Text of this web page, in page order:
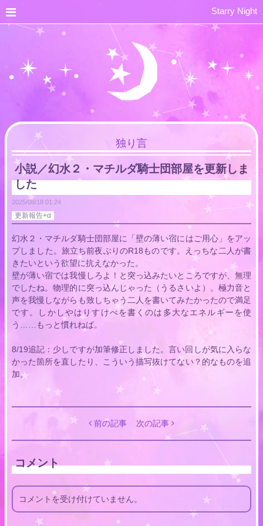
Starry Night
独り言
小説／幻水２・マチルダ騎士団部屋を更新しま
した
2025/08/18 01:24
更新報告+α
幻水２・マチルダ騎士団部屋に「壁の薄い宿にはご用心」をアッ
プしました。旅立ち前夜ぶりのR18ものです。えっちな二人が書
きたいという欲望に抗えなかった。
壁が薄い宿では我慢しろよ！と突っ込みたいところですが、無理
でしたね。物理的に突っ込んじゃった（うるさいよ）。極力音と
声を我慢しながらも致しちゃう二人を書いてみたかったので満足
です。しかしやはりすけべを書くのは多大なエネルギーを使
う……もっと慣れねば。
8/19追記：少しですが加筆修正しました。言い回しが気に入らな
かった箇所を直したり、こういう描写抜けてない？的なものを追
加。
前の記事 次の記事
コメント
コメントを受け付けていません。